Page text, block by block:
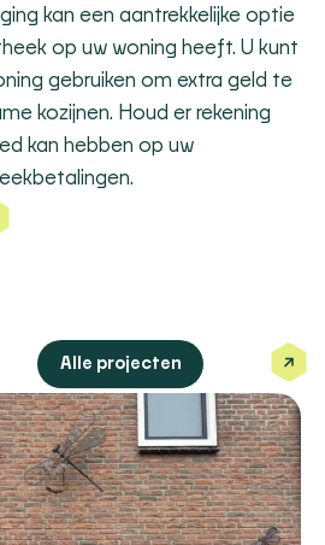
kan een aantrekkelijke optie
op uw woning heeft. U kunt
gebruiken om extra geld te
kozijnen. Houd er rekening
kan hebben op uw
Alle projecten